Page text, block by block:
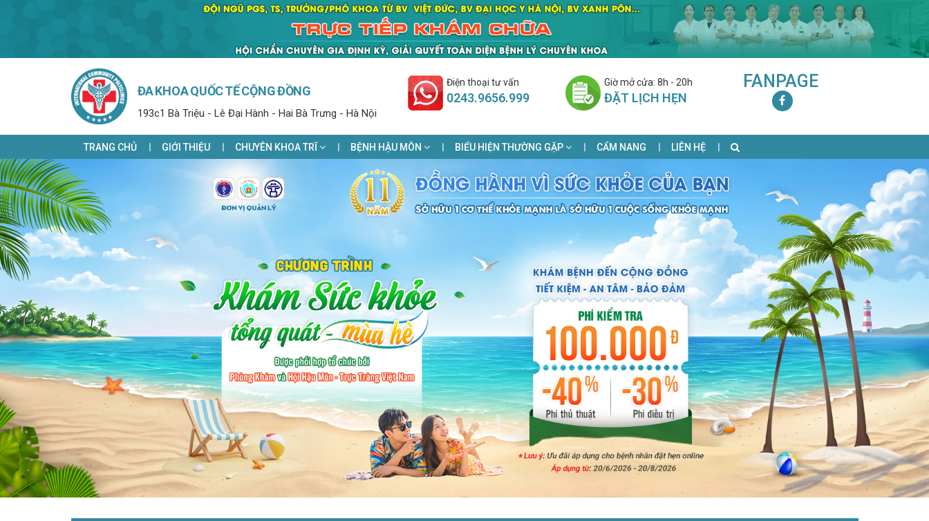
ĐA KHOA QUỐC TẾ CỘNG ĐỒNG
193c1 Bà Triệu - Lê Đại Hành - Hai Bà Trưng - Hà Nội
Điện thoại tư vấn
0243.9656.999
Giờ mở cửa: 8h - 20h
ĐẶT LỊCH HẸN
FANPAGE
TRANG CHỦ GIỚI THIỆU CHUYÊN KHOA TRĨ BỆNH HẬU MÔN BIỂU HIỆN THƯỜNG GẶP CẨM NANG LIÊN HỆ